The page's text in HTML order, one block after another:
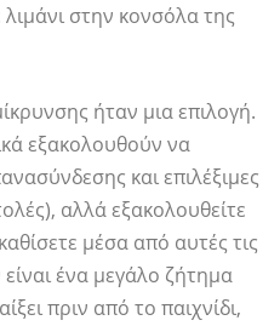
στην κονσόλα της
ήταν μια επιλογή.
εξακολουθούν να
και επιλέξιμες
αλλά εξακολουθείτε
μέσα από αυτές τις
ένα μεγάλο ζήτημα
πριν από το παιχνίδι,